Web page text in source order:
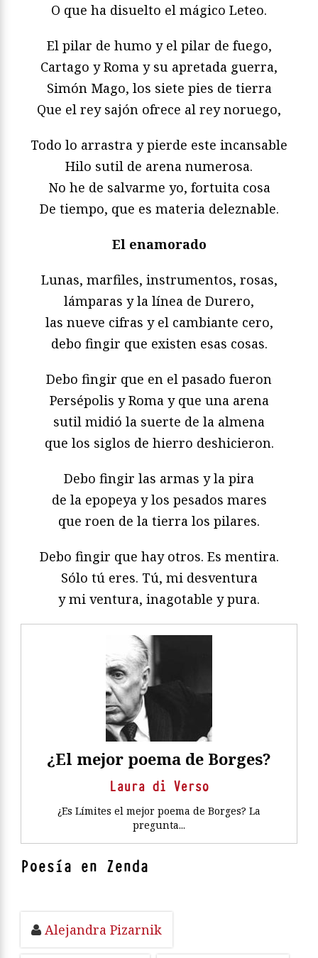
O que ha disuelto el mágico Leteo.
El pilar de humo y el pilar de fuego,
Cartago y Roma y su apretada guerra,
Simón Mago, los siete pies de tierra
Que el rey sajón ofrece al rey noruego,
Todo lo arrastra y pierde este incansable
Hilo sutil de arena numerosa.
No he de salvarme yo, fortuita cosa
De tiempo, que es materia deleznable.
El enamorado
Lunas, marfiles, instrumentos, rosas,
lámparas y la línea de Durero,
las nueve cifras y el cambiante cero,
debo fingir que existen esas cosas.
Debo fingir que en el pasado fueron
Persépolis y Roma y que una arena
sutil midió la suerte de la almena
que los siglos de hierro deshicieron.
Debo fingir las armas y la pira
de la epopeya y los pesados mares
que roen de la tierra los pilares.
Debo fingir que hay otros. Es mentira.
Sólo tú eres. Tú, mi desventura
y mi ventura, inagotable y pura.
¿El mejor poema de Borges?
Laura di Verso
¿Es Límites el mejor poema de Borges? La
pregunta...
Poesía en Zenda
Alejandra Pizarnik